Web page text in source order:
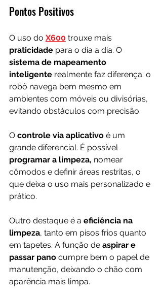
Pontos Positivos
O uso do X600 trouxe mais
praticidade para o dia a dia. O
sistema de mapeamento
inteligente realmente faz diferença: o
robô navega bem mesmo em
ambientes com móveis ou divisórias,
evitando obstáculos com precisão.
O controle via aplicativo é um
grande diferencial. É possível
programar a limpeza, nomear
cômodos e definir áreas restritas, o
que deixa o uso mais personalizado e
prático.
Outro destaque é a eficiência na
limpeza, tanto em pisos frios quanto
em tapetes. A função de aspirar e
passar pano cumpre bem o papel de
manutenção, deixando o chão com
aparência mais limpa.